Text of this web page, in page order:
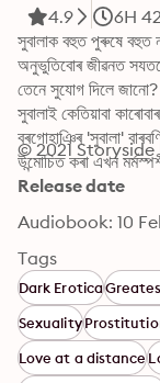
4.9 6H
সুবালাক বহুত পুৰুষে বহুত
অনুভুতিবোৰ জীৱনত
তেনে সুযোগ দিলে জানো?
সুবালাই কেতিয়াবা
বৰগোহাঞিৰ 'সুবালা'
উন্মোচিত কৰা এখন
© 2021 Storyside
Release date
Audiobook: 10
Tags
Dark Erotica
Sexuality
Love at a distance